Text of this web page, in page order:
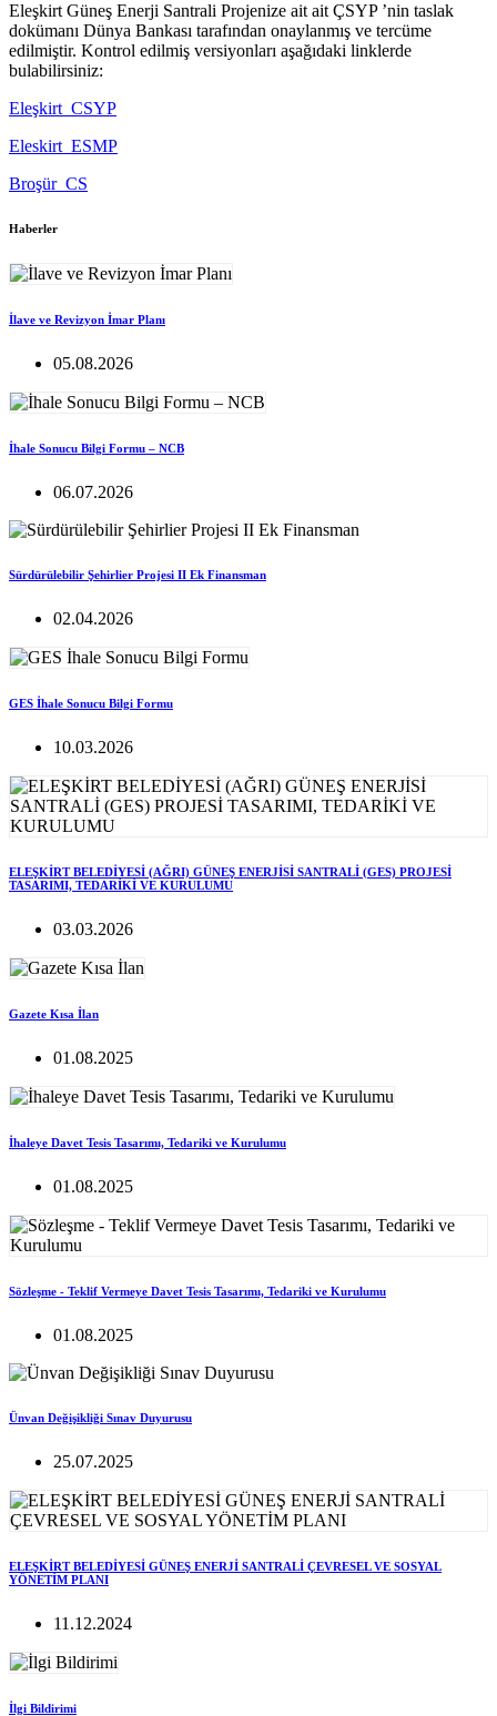
Eleşkirt Güneş Enerji Santrali Projenize ait ait ÇSYP ’nin taslak
dokümanı Dünya Bankası tarafından onaylanmış ve tercüme
edilmiştir. Kontrol edilmiş versiyonları aşağıdaki linklerde
bulabilirsiniz:
Eleşkirt_CSYP
Eleskirt_ESMP
Broşür_CS
Haberler
İlave ve Revizyon İmar Planı
05.08.2026
İhale Sonucu Bilgi Formu – NCB
06.07.2026
Sürdürülebilir Şehirlier Projesi II Ek Finansman
02.04.2026
GES İhale Sonucu Bilgi Formu
10.03.2026
ELEŞKİRT BELEDİYESİ (AĞRI) GÜNEŞ ENERJİSİ SANTRALİ (GES) PROJESİ
TASARIMI, TEDARİKİ VE KURULUMU
03.03.2026
Gazete Kısa İlan
01.08.2025
İhaleye Davet Tesis Tasarımı, Tedariki ve Kurulumu
01.08.2025
Sözleşme - Teklif Vermeye Davet Tesis Tasarımı, Tedariki ve Kurulumu
01.08.2025
Ünvan Değişikliği Sınav Duyurusu
25.07.2025
ELEŞKİRT BELEDİYESİ GÜNEŞ ENERJİ SANTRALİ ÇEVRESEL VE SOSYAL
YÖNETİM PLANI
11.12.2024
İlgi Bildirimi